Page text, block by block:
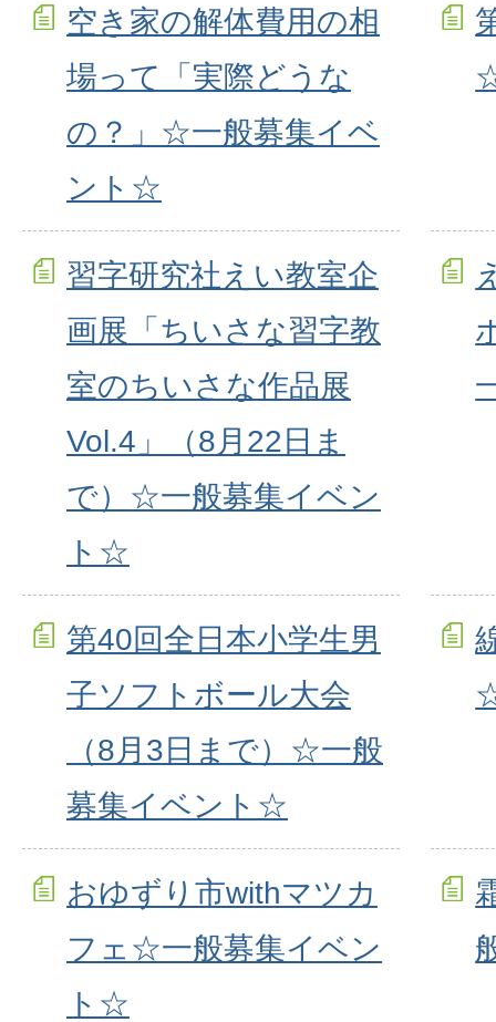
空き家の解体費用の相
場って「実際どうな
の？」☆一般募集イベ
ント☆
習字研究社えい教室企
画展「ちいさな習字教
室のちいさな作品展
Vol.4」（8月22日ま
で）☆一般募集イベン
ト☆
第40回全日本小学生男
子ソフトボール大会
（8月3日まで）☆一般
募集イベント☆
おゆずり市withマツカ
フェ☆一般募集イベン
ト☆